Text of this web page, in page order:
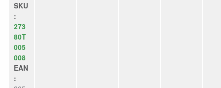
SKU
:
273
80T
005
008
EAN
: